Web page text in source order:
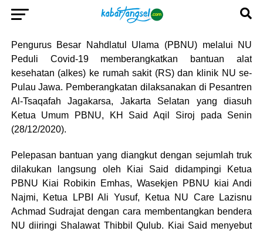
Pengurus Besar Nahdlatul Ulama (PBNU) melalui NU
Peduli Covid-19 memberangkatkan bantuan alat
kesehatan (alkes) ke rumah sakit (RS) dan klinik NU se-
Pulau Jawa. Pemberangkatan dilaksanakan di Pesantren
Al-Tsaqafah Jagakarsa, Jakarta Selatan yang diasuh
Ketua Umum PBNU, KH Said Aqil Siroj pada Senin
(28/12/2020).
Pelepasan bantuan yang diangkut dengan sejumlah truk
dilakukan langsung oleh Kiai Said didampingi Ketua
PBNU Kiai Robikin Emhas, Wasekjen PBNU kiai Andi
Najmi, Ketua LPBI Ali Yusuf, Ketua NU Care Lazisnu
Achmad Sudrajat dengan cara membentangkan bendera
NU diiringi Shalawat Thibbil Qulub. Kiai Said menyebut